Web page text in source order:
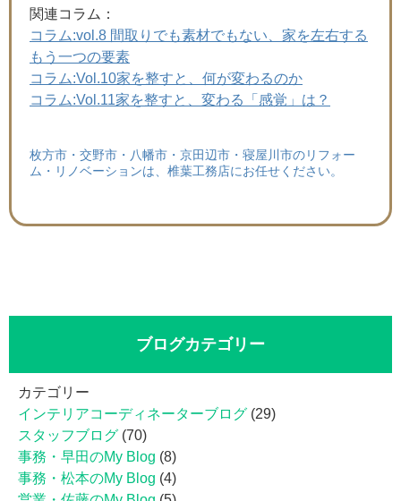
関連コラム：
コラム:vol.8 間取りでも素材でもない、家を左右する
もう一つの要素
コラム:Vol.10家を整すと、何が変わるのか
コラム:Vol.11家を整すと、変わる「感覚」は？
枚方市・交野市・八幡市・京田辺市・寝屋川市のリフォー
ム・リノベーションは、椎葉工務店にお任せください。
ブログカテゴリー
カテゴリー
インテリアコーディネーターブログ (29)
スタッフブログ (70)
事務・早田のMy Blog (8)
事務・松本のMy Blog (4)